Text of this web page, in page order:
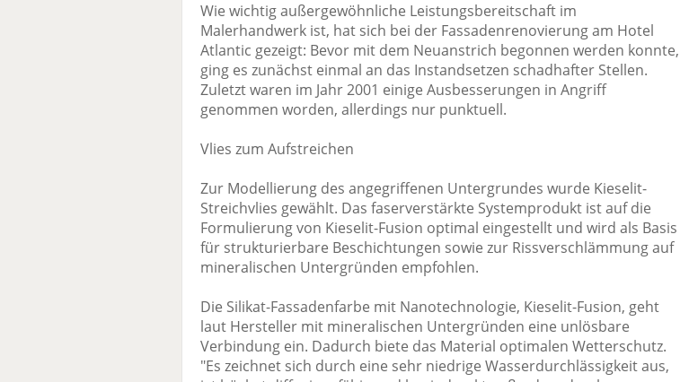
Wie wichtig außergewöhnliche Leistungsbereitschaft im
Malerhandwerk ist, hat sich bei der Fassadenrenovierung am Hotel
Atlantic gezeigt: Bevor mit dem Neuanstrich begonnen werden konnte,
ging es zunächst einmal an das Instandsetzen schadhafter Stellen.
Zuletzt waren im Jahr 2001 einige Ausbesserungen in Angriff
genommen worden, allerdings nur punktuell.
Vlies zum Aufstreichen
Zur Modellierung des angegriffenen Untergrundes wurde Kieselit-
Streichvlies gewählt. Das faserverstärkte Systemprodukt ist auf die
Formulierung von Kieselit-Fusion optimal eingestellt und wird als Basis
für strukturierbare Beschichtungen sowie zur Rissverschlämmung auf
mineralischen Untergründen empfohlen.
Die Silikat-Fassadenfarbe mit Nanotechnologie, Kieselit-Fusion, geht
laut Hersteller mit mineralischen Untergründen eine unlösbare
Verbindung ein. Dadurch biete das Material optimalen Wetterschutz.
"Es zeichnet sich durch eine sehr niedrige Wasserdurchlässigkeit aus,